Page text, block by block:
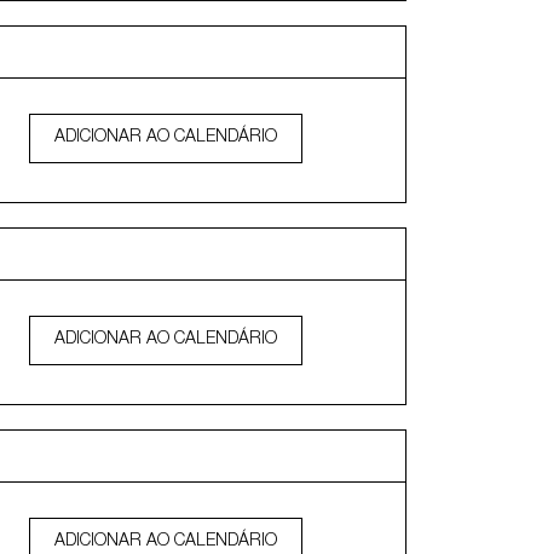
ADICIONAR AO CALENDÁRIO
ADICIONAR AO CALENDÁRIO
ADICIONAR AO CALENDÁRIO